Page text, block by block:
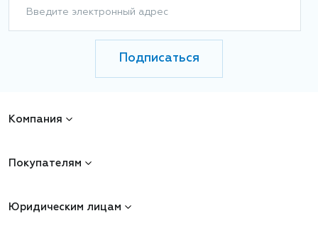
Введите электронный адрес
Подписаться
Компания
Покупателям
Юридическим лицам